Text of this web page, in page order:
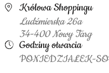
Królowa Shoppingu
Ludźmierska 26a
34-400 Nowy Targ
Godziny otwarcia
PONIEDZIAŁEK-